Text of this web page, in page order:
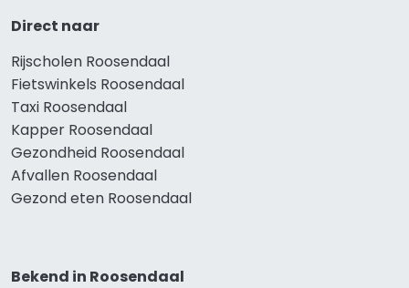
Direct naar
Rijscholen Roosendaal
Fietswinkels Roosendaal
Taxi Roosendaal
Kapper Roosendaal
Gezondheid Roosendaal
Afvallen Roosendaal
Gezond eten Roosendaal
Bekend in Roosendaal